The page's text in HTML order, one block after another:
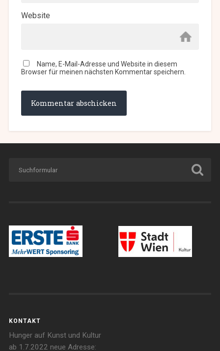
Website
Name, E-Mail-Adresse und Website in diesem
Browser für meinen nächsten Kommentar speichern.
KONTAKT
Hunger auf Kunst und Kultur
ab 1.7.2022 neue Adresse: